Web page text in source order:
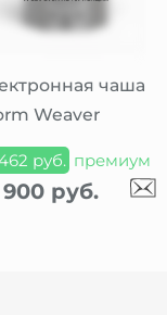
чаша
Weaver
руб. премиум
900 руб.